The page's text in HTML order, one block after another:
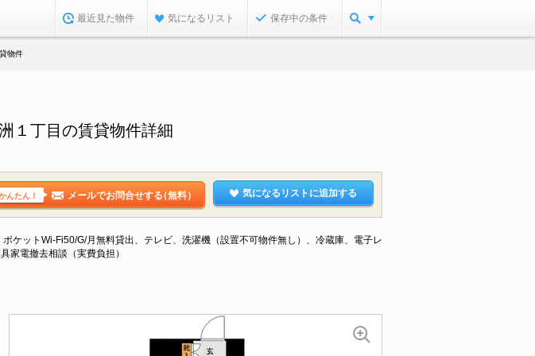
最近見た物件 気になるリスト 保存中の条件
物件
１丁目の賃貸物件詳細
んたん！ メールでお問合せする（無料） 気になるリストに追加する
トWi-Fi50/G/月無料貸出、テレビ、洗濯機（設置不可物件無し）、冷蔵庫、電子レ
家電撤去相談（実費負担）